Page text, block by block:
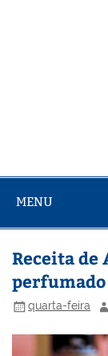
MENU
Receita de
quarta-feira